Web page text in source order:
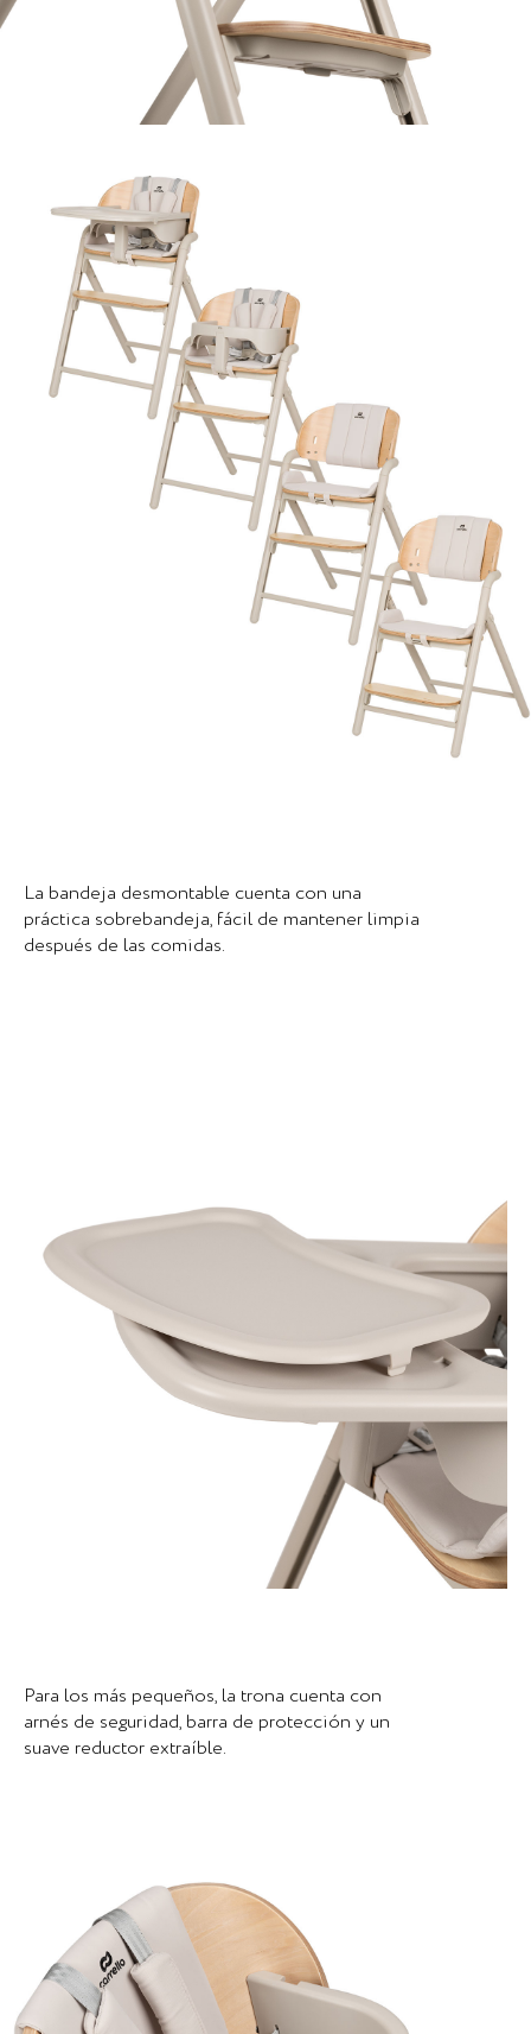
La bandeja desmontable cuenta con una
práctica sobrebandeja, fácil de mantener limpia
después de las comidas.
Para los más pequeños, la trona cuenta con
arnés de seguridad, barra de protección y un
suave reductor extraíble.